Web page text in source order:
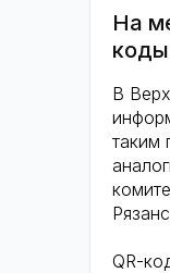
На
коды
В
таким
QR-